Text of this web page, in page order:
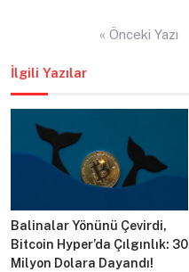
« Önceki Yazı
İlgili Yazılar
Balinalar Yönünü Çevirdi,
Bitcoin Hyper’da Çılgınlık: 30
Milyon Dolara Dayandı!